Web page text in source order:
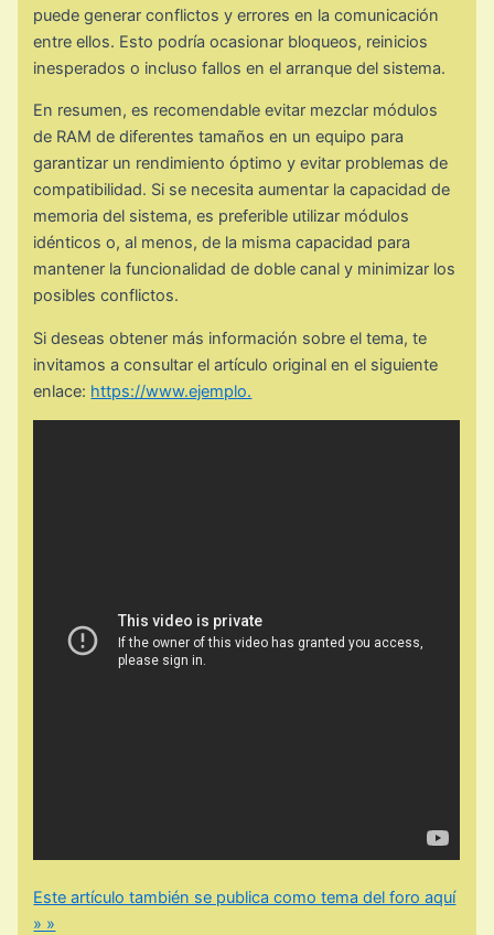
puede generar conflictos y errores en la comunicación
entre ellos. Esto podría ocasionar bloqueos, reinicios
inesperados o incluso fallos en el arranque del sistema.
En resumen, es recomendable evitar mezclar módulos
de RAM de diferentes tamaños en un equipo para
garantizar un rendimiento óptimo y evitar problemas de
compatibilidad. Si se necesita aumentar la capacidad de
memoria del sistema, es preferible utilizar módulos
idénticos o, al menos, de la misma capacidad para
mantener la funcionalidad de doble canal y minimizar los
posibles conflictos.
Si deseas obtener más información sobre el tema, te
invitamos a consultar el artículo original en el siguiente
enlace: https://www.ejemplo.
Este artículo también se publica como tema del foro aquí
» »